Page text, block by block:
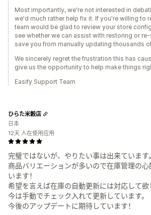
Most importantly, we're not interested in
we'd much rather help fix it. If you're willing to
team would be glad to review your store
see whether we can assist with restoring or
save you from manually updating thousands
We sincerely regret the frustration this has
give us the opportunity to help make things
Easify Support Team
完璧ではないが、やりたい事は出来ています。
商品バリエーションが多いので在庫管理の心
います！
希望を言えば在庫の自動更新には対応して欲
今は手動でチェック入れて更新しています。
今後のアップデートに期待しています！
ひらた米穀店
日本
12天 人在使用应用